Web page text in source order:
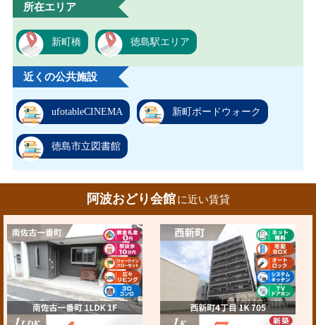
所在エリア
新町橋 徳島駅エリア
近くの公共施設
ufotableCINEMA 新町ボードウォーク
徳島市立図書館
阿波おどり会館 に近い賃貸